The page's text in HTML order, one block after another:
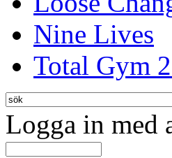
Nine Lives
Total Gym
Logga in med